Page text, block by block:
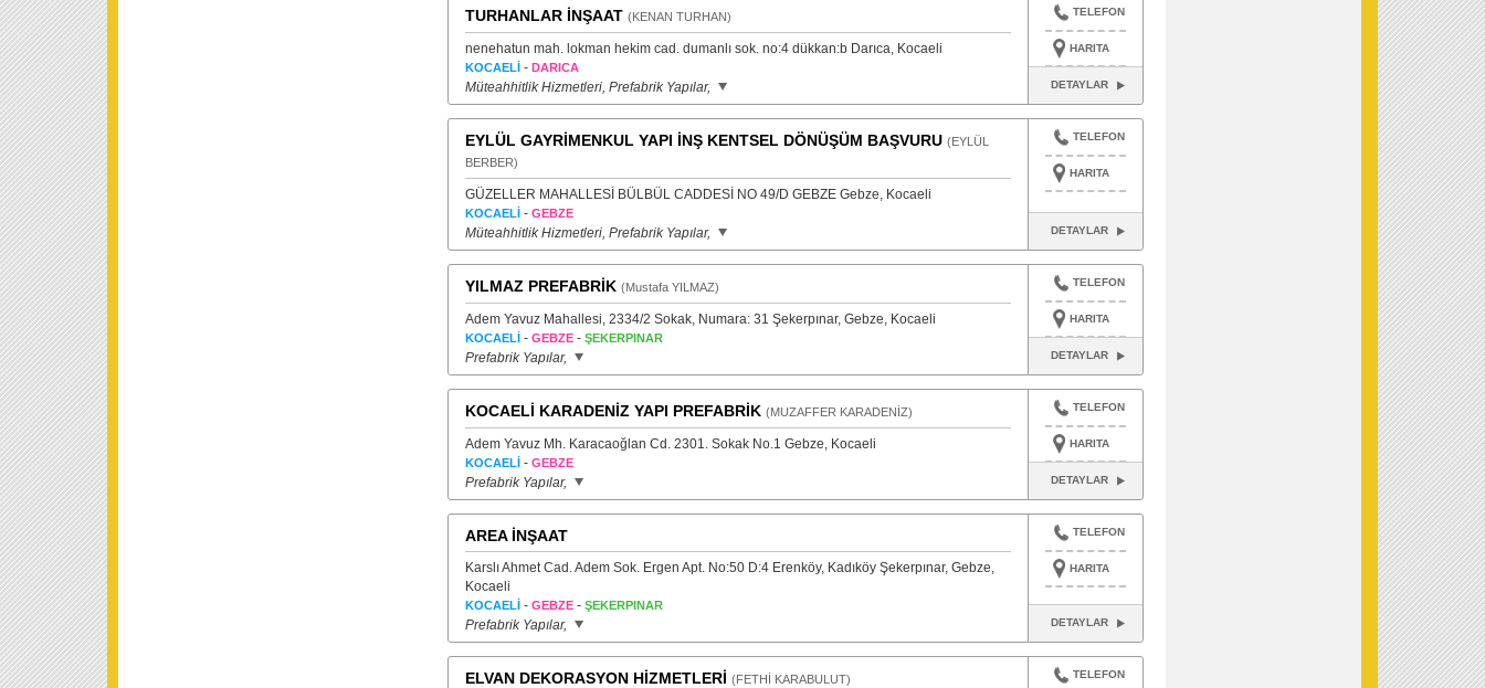
TURHANLAR İNŞAAT (KENAN TURHAN)
nenehatun mah. lokman hekim cad. dumanlı sok. no:4 dükkan:b Darıca, Kocaeli
KOCAELİ- DARICA
Müteahhitlik Hizmetleri, Prefabrik Yapılar,
TELEFON
HARITA
DETAYLAR
EYLÜL GAYRİMENKUL YAPI İNŞ KENTSEL DÖNÜŞÜM BAŞVURU (EYLÜL
BERBER)
GÜZELLER MAHALLESİ BÜLBÜL CADDESİ NO 49/D GEBZE Gebze, Kocaeli
KOCAELİ- GEBZE
Müteahhitlik Hizmetleri, Prefabrik Yapılar,
TELEFON
HARITA
DETAYLAR
YILMAZ PREFABRİK (Mustafa YILMAZ)
Adem Yavuz Mahallesi, 2334/2 Sokak, Numara: 31 Şekerpınar, Gebze, Kocaeli
KOCAELİ- GEBZE- ŞEKERPINAR
Prefabrik Yapılar,
TELEFON
HARITA
DETAYLAR
KOCAELİ KARADENİZ YAPI PREFABRİK (MUZAFFER KARADENİZ)
Adem Yavuz Mh. Karacaoğlan Cd. 2301. Sokak No.1 Gebze, Kocaeli
KOCAELİ- GEBZE
Prefabrik Yapılar,
TELEFON
HARITA
DETAYLAR
AREA İNŞAAT
Karslı Ahmet Cad. Adem Sok. Ergen Apt. No:50 D:4 Erenköy, Kadıköy Şekerpınar, Gebze,
Kocaeli
KOCAELİ- GEBZE- ŞEKERPINAR
Prefabrik Yapılar,
TELEFON
HARITA
DETAYLAR
ELVAN DEKORASYON HİZMETLERİ (FETHİ KARABULUT) TELEFON